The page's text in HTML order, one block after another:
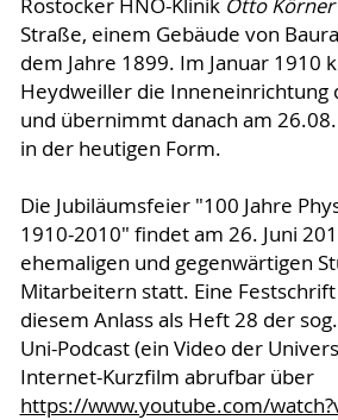
Rostocker HNO-Klinik Otto Körner
Straße, einem Gebäude von
dem Jahre 1899. Im Januar 1910
Heydweiller die Inneneinrichtung
und übernimmt danach am
in der heutigen Form.
Die Jubiläumsfeier "100 Jahre
1910-2010" findet am 26. Juni
ehemaligen und gegenwärtigen
Mitarbeitern statt. Eine
diesem Anlass als Heft 28 der
Uni-Podcast (ein Video der
Internet-Kurzfilm abrufbar über
https://www.youtube.com/